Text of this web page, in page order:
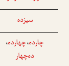
سیزده
چارده،چهارده،
ده‌چهار